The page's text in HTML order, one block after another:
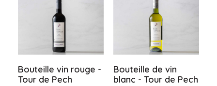
Bouteille vin rouge -
Tour de Pech
Bouteille de vin
blanc - Tour de Pech